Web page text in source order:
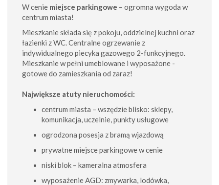
W cenie miejsce parkingowe – ogromna wygoda w
centrum miasta!
Mieszkanie składa się z pokoju, oddzielnej kuchni oraz
łazienki z WC. Centralne ogrzewanie z
indywidualnego piecyka gazowego 2-funkcyjnego.
Mieszkanie w pełni umeblowane i wyposażone -
gotowe do zamieszkania od zaraz!
Największe atuty nieruchomości:
centrum miasta – wszędzie blisko: sklepy,
komunikacja, uczelnie, punkty usługowe
ogrodzona posesja z bramą wjazdową
prywatne miejsce parkingowe w cenie
niski blok – kameralna atmosfera
wyposażenie AGD: zmywarka, lodówka,